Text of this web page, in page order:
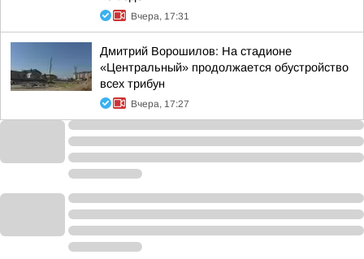
Вчера, 17:31
Дмитрий Ворошилов: На стадионе
«Центральный» продолжается обустройство
всех трибун
Вчера, 17:27